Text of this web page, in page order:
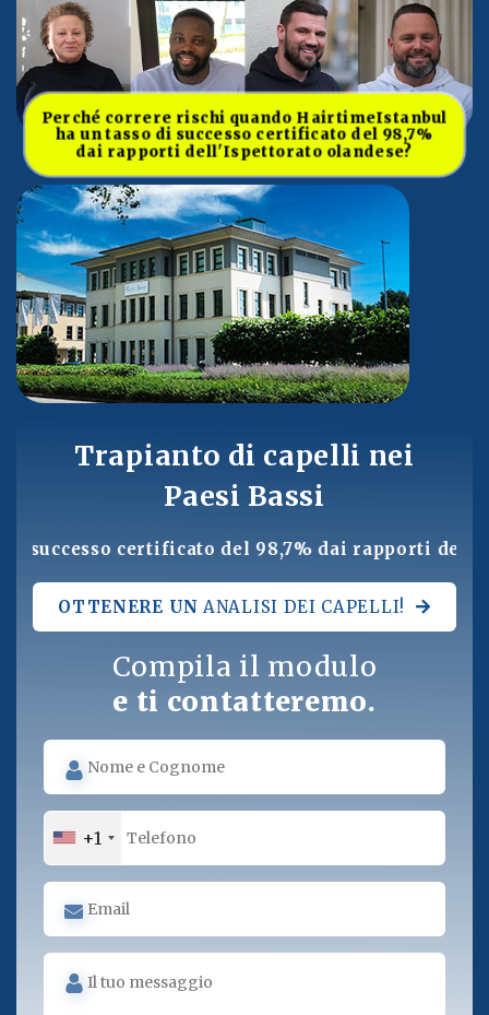
Perché correre rischi quando HairtimeIstanbul
ha un tasso di successo certificato del 98,7%
dai rapporti dell'Ispettorato olandese?
Trapianto di capelli nei
Paesi Bassi
del 98,7% dai rapporti dell'Ispettorato
OTTENERE UN ANALISI DEI CAPELLI!
Compila il modulo
e ti contatteremo.
+1